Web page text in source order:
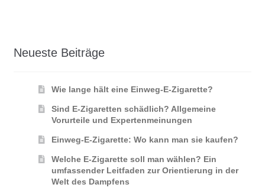
Neueste Beiträge
Wie lange hält eine Einweg-E-Zigarette?
Sind E-Zigaretten schädlich? Allgemeine
Vorurteile und Expertenmeinungen
Einweg-E-Zigarette: Wo kann man sie kaufen?
Welche E-Zigarette soll man wählen? Ein
umfassender Leitfaden zur Orientierung in der
Welt des Dampfens